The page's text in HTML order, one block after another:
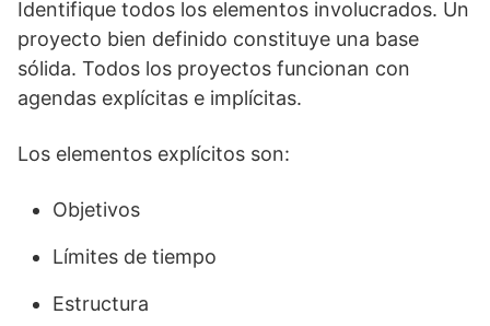
Identifique todos los elementos involucrados. Un
proyecto bien definido constituye una base
sólida. Todos los proyectos funcionan con
agendas explícitas e implícitas.
Los elementos explícitos son:
Objetivos
Límites de tiempo
Estructura